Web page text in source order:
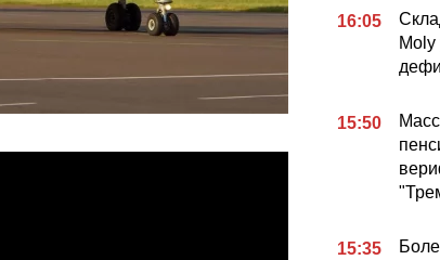
16:05
15:50
15:35